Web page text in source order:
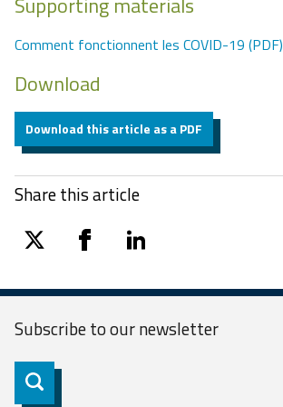
Comment fonctionnent les COVID-19 (PDF)
Download
Download this article as a PDF
Share this article
twitter facebooklinkedin
Subscribe to ournewsletter
Subscribe